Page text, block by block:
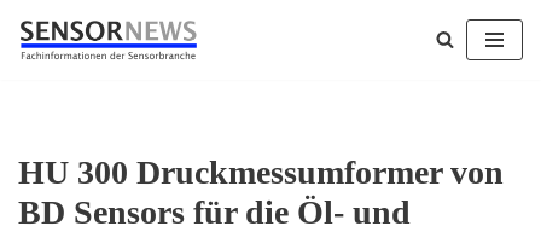
HU 300 Druckmessumformer von
BD Sensors für die Öl- und